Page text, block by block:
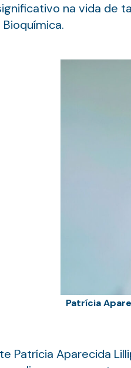
na vida de
Patrícia
Patrícia Aparecida